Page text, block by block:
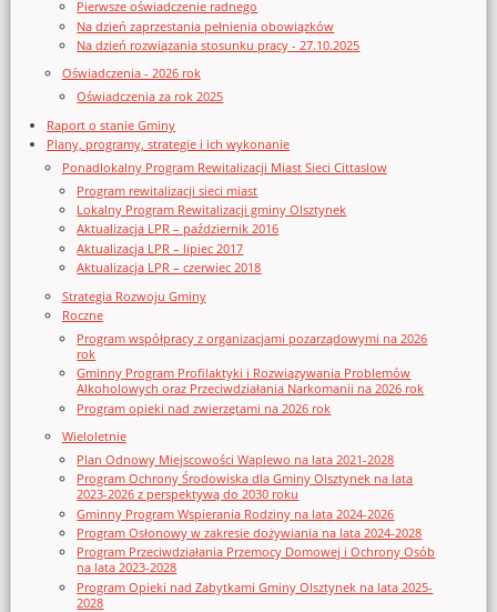
Pierwsze oświadczenie radnego
Na dzień zaprzestania pełnienia obowiązków
Na dzień rozwiązania stosunku pracy - 27.10.2025
Oświadczenia - 2026 rok
Oświadczenia za rok 2025
Raport o stanie Gminy
Plany, programy, strategie i ich wykonanie
Ponadlokalny Program Rewitalizacji Miast Sieci Cittaslow
Program rewitalizacji sieci miast
Lokalny Program Rewitalizacji gminy Olsztynek
Aktualizacja LPR – październik 2016
Aktualizacja LPR – lipiec 2017
Aktualizacja LPR – czerwiec 2018
Strategia Rozwoju Gminy
Roczne
Program współpracy z organizacjami pozarządowymi na 2026
rok
Gminny Program Profilaktyki i Rozwiązywania Problemów
Alkoholowych oraz Przeciwdziałania Narkomanii na 2026 rok
Program opieki nad zwierzętami na 2026 rok
Wieloletnie
Plan Odnowy Miejscowości Waplewo na lata 2021-2028
Program Ochrony Środowiska dla Gminy Olsztynek na lata
2023-2026 z perspektywą do 2030 roku
Gminny Program Wspierania Rodziny na lata 2024-2026
Program Osłonowy w zakresie dożywiania na lata 2024-2028
Program Przeciwdziałania Przemocy Domowej i Ochrony Osób
na lata 2023-2028
Program Opieki nad Zabytkami Gminy Olsztynek na lata 2025-
2028